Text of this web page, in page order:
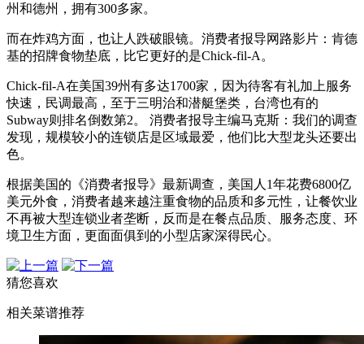
州和德州，拥有300多家。
而在炸鸡方面，也让人跌破眼镜。消费者报导网路影片：肯德
基的招牌食物垫底，比它更好的是Chick-fil-A。
Chick-fil-A在美国39州有多达1700家，因为待客有礼加上服务
快速，民调最高，至于三明治和潜艇堡类，台湾也有的
Subway则排名倒数第2。 消费者报导主编马克斯：我们的调查
发现，规模较小的连锁店是区域最爱，他们比大型龙头还要出
色。
根据美国的《消费者报导》最新调查，美国人1年花费6800亿
美元外食，消费者越来越注重食物的品质和多元性，让餐饮业
不再被大型连锁业者垄断，反而是在餐点品质、服务态度、环
境卫生方面，更面面俱到的小型店家深得民心。
猜您喜欢
相关菜谱推荐